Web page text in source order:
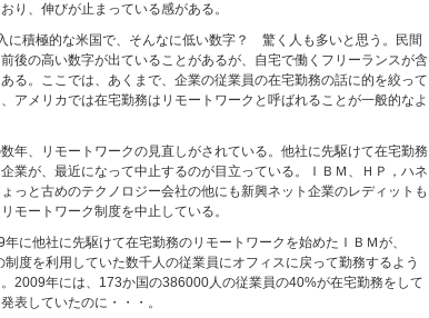
り、伸びが止まっている感がある。
積極的な米国で、そんなに低い数字？ 驚く人も多いと思う。民間
後の高い数字が出ていることがあるが、自宅で働くフリーランスが含
る。ここでは、あくまで、企業の従業員の在宅勤務の話に的を絞って
アメリカでは在宅勤務はリモートワークと呼ばれることが一般的なよ
年、リモートワークの見直しがされている。他社に先駆けて在宅勤務
業が、最近になって中止するのが目立っている。ＩＢＭ、ＨＰ，ハネ
っと古めのテクノロジー会社の他にも新興ネット企業のレディットも
モートワーク制度を中止している。
に他社に先駆けて在宅勤務のリモートワークを始めたＩＢＭが、
度を利用していた数千人の従業員にオフィスに戻って勤務するよう
2009年には、173か国の386000人の従業員の40%が在宅勤務をして
表していたのに・・・。